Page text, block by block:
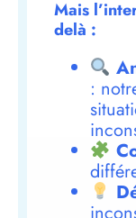
Mais
delà :
: